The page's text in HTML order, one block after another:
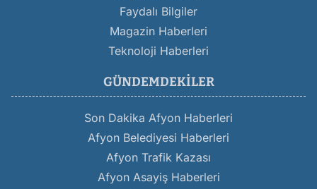
Faydalı Bilgiler
Magazin Haberleri
Teknoloji Haberleri
GÜNDEMDEKILER
Son Dakika Afyon Haberleri
Afyon Belediyesi Haberleri
Afyon Trafik Kazası
Afyon Asayiş Haberleri